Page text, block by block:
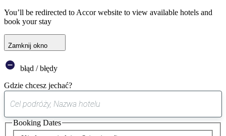
You’ll be redirected to Accor website to view available hotels and
book your stay
Zamknij okno
błąd / błędy
Gdzie chcesz jechać?
sugestia
została
znaleziona
Booking Dates